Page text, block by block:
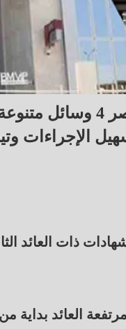
أتاح البنك الأهلي
الإجراءات
العائد